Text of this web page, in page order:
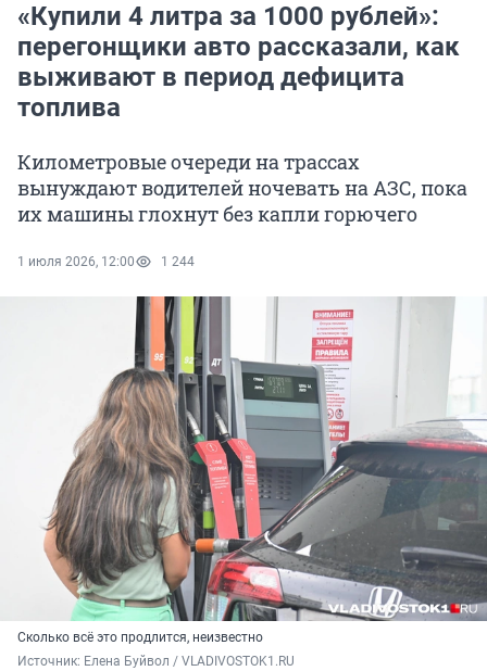
«Купили 4 литра за 1000 рублей»:
перегонщики авто рассказали, как
выживают в период дефицита
топлива
Километровые очереди на трассах
вынуждают водителей ночевать на АЗС, пока
их машины глохнут без капли горючего
1 июля 2026, 12:00 1 244
Сколько всё это продлится, неизвестно
Источник: Елена Буйвол / VLADIVOSTOK1.RU